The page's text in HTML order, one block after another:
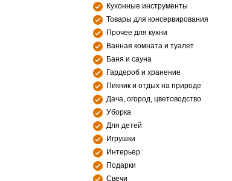
Кухонные инструменты
Товары для консервирования
Прочее для кухни
Ванная комната и туалет
Баня и сауна
Гардероб и хранение
Пикник и отдых на природе
Дача, огород, цветоводство
Уборка
Для детей
Игрушки
Интерьер
Подарки
Свечи